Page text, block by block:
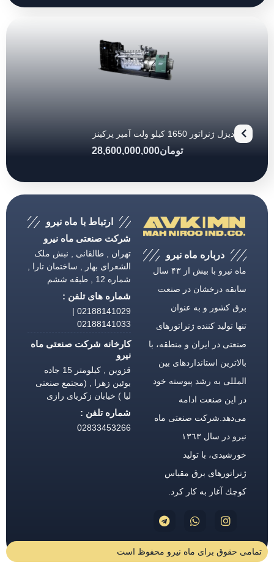
دیزل ژنراتور 1650 کیلو ولت آمپر پرکینز
تومان28,600,000,000
درباره ماه نیرو
ماه نیرو با بیش از ۴۳ سال
سابقه درخشان در صنعت
برق كشور و به عنوان
تنها تولید كننده ژنراتورهای
صنعتی در ایران و منطقه، با
بالاترین استانداردهای بین
المللی به رشد پیوسته خود
در این صنعت ادامه
می‌دهد.شركت صنعتی ماه
نیرو در سال ١٣٦٣
خورشیدی، با تولید
ژنراتورهای برق مقیاس
كوچك آغاز به كار كرد.
ارتباط با ماه نیرو
شرکت صنعتی ماه نیرو
تهران , طالقانی , نبش ملک
الشعرای بهار , ساختمان تارا ,
شماره 12 , طبقه ششم
شماره های تلفن :
02188141029 |
02188141033
کارخانه شرکت صنعتی ماه
نیرو
قزوین , کیلومتر 15 جاده
بوئین زهرا , (مجتمع صنعتی
لیا ) خیابان زکریای رازی
شماره تلفن :
02833453266
تمامی حقوق برای ماه نیرو محفوظ است